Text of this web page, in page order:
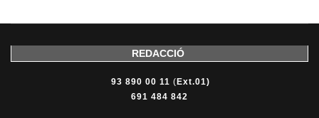
REDACCIÓ
93 890 00 11 ( Ext.01)
691 484 842